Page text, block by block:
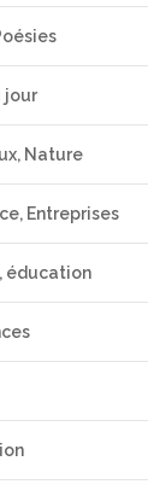
jour
Nature
Entreprises
éducation